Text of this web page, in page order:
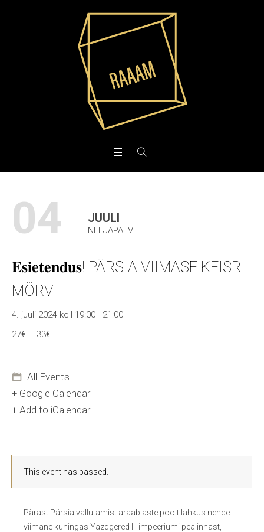
04 JUULI
NELJAPÄEV
𝐄𝐬𝐢𝐞𝐭𝐞𝐧𝐝𝐮𝐬! PÄRSIA VIIMASE KEISRI
MÕRV
4. juuli 2024 kell 19:00 - 21:00
27€ – 33€
All Events
+ Google Calendar
+ Add to iCalendar
This event has passed.
Pärast Pärsia vallutamist araablaste poolt lahkus nende
viimane kuningas Yazdgered III impeeriumi pealinnast,